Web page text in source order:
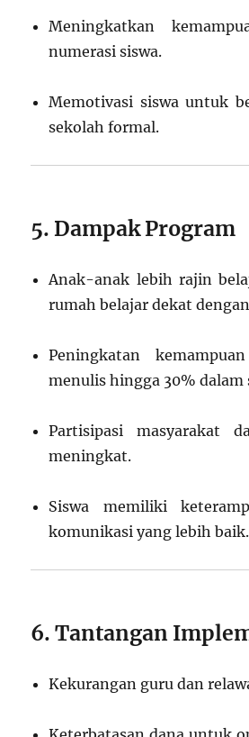
Meningkatkan
numerasi siswa.
Memotivasi siswa untuk
sekolah formal.
5. Dampak Program
Anak-anak lebih rajin
rumah belajar dekat
Peningkatan
menulis hingga 30% dalam
Partisipasi masyarakat
meningkat.
Siswa memiliki
komunikasi yang lebih baik.
6. Tantangan
Kekurangan guru dan